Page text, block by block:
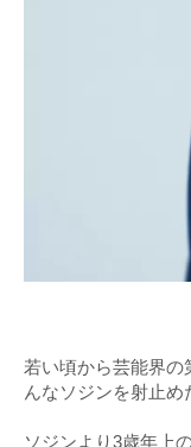
若い頃から芸能界
んなソジンを射止め
ソジンより3歳年上